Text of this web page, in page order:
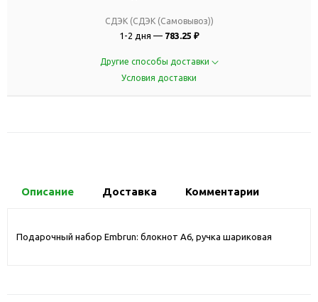
СДЭК (СДЭК (Самовывоз))
1-2 дня — 783.25 ₽
Другие способы доставки
Условия доставки
Описание Доставка Комментарии
Подарочный набор Embrun: блокнот А6, ручка шариковая